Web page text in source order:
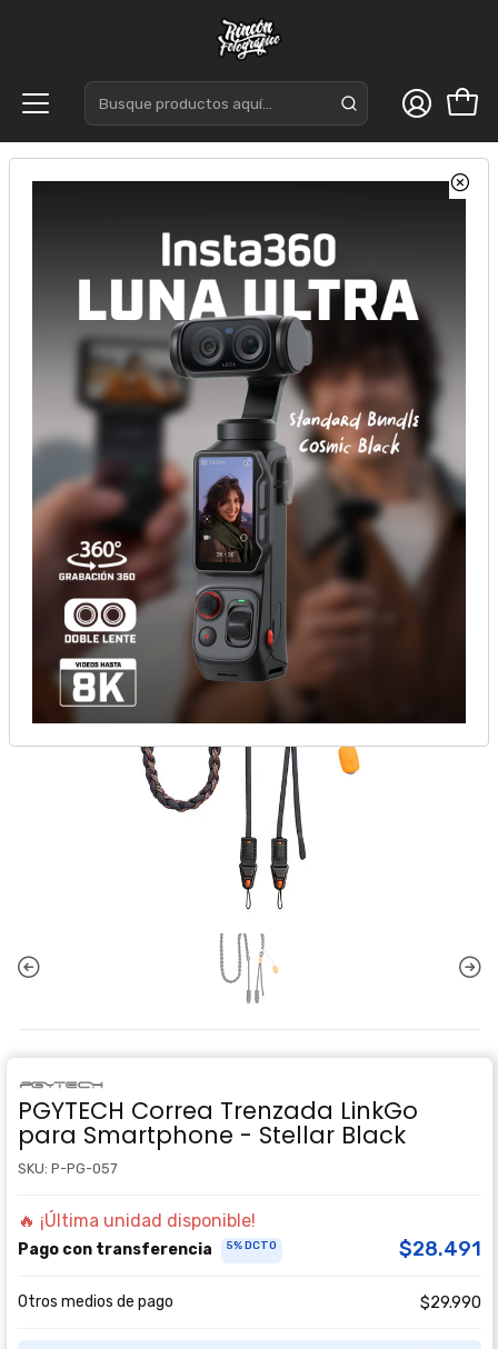
Inicio Accesorios
Correas
PGYTECH Correa Trenzada LinkGo para Smartphone -
PGYTECH Correa Trenzada LinkGo
para Smartphone - Stellar Black
SKU: P-PG-057
🔥 ¡Última unidad disponible!
Pago con transferencia 5% DCTO $28.491
Otros medios de pago $29.990